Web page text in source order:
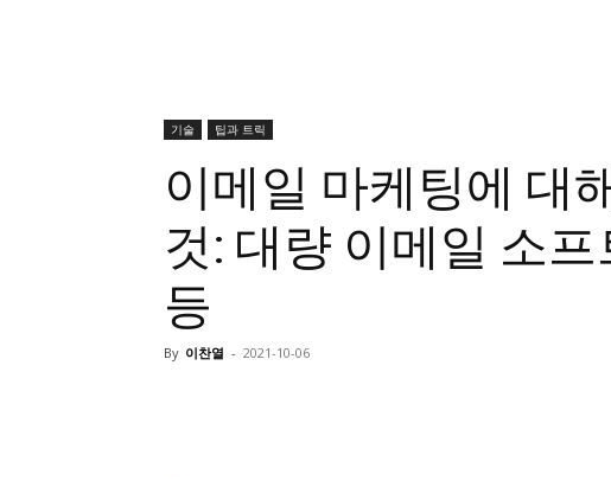
기술 팁과 트릭
이메일 마케팅에 대
것: 대량 이메일 소
등
By 이찬열 - 2021-10-06